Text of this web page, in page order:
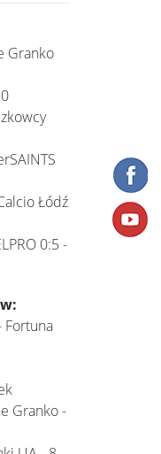
Granko
Łódź
0:5 -
Fortuna
Granko -